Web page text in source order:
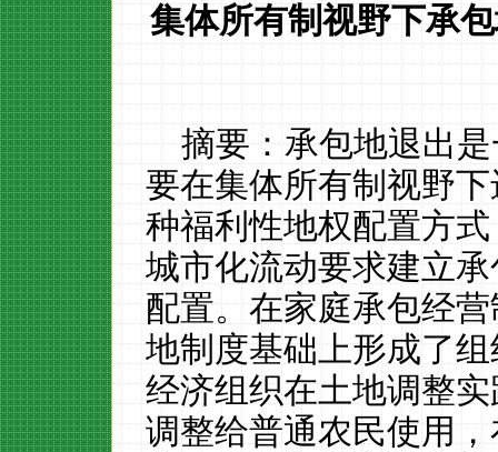
集体所有制视野下承
摘要：承包地退出
要在集体所有制视野
种福利性地权配置方
城市化流动要求建立
配置。在家庭承包经
地制度基础上形成了
经济组织在土地调整
调整给普通农民使用